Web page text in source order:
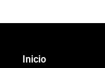
Inicio